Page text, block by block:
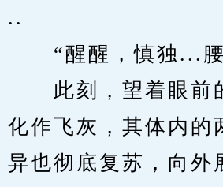
..
“醒醒，慎独...腰
此刻，望着眼前
化作飞灰，其体内的
异也彻底复苏，向外